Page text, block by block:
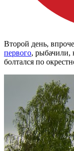
Второй день,
первого, рыбачили,
болтался по